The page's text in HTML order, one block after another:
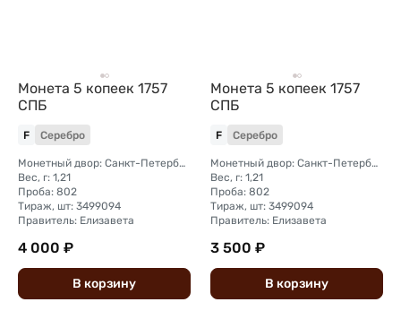
Монета 5 копеек 1757
СПБ
F Серебро
Монетный двор: Санкт-Петербургский монетный двор
Вес, г: 1,21
Проба: 802
Тираж, шт: 3499094
Правитель: Елизавета
4 000 ₽
В корзину
Монета 5 копеек 1757
СПБ
F Серебро
Монетный двор: Санкт-Петербургский монетный двор
Вес, г: 1,21
Проба: 802
Тираж, шт: 3499094
Правитель: Елизавета
3 500 ₽
В корзину